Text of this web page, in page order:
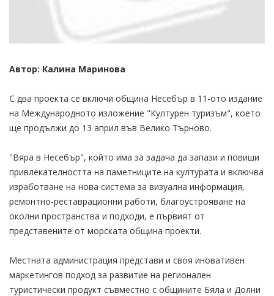
Автор: Калина Маринова
С два проекта се включи община Несебър в 11-ото издание
на Международното изложение "Културен туризъм", което
ще продължи до 13 април във Велико Търново.
"Вяра в Несебър", който има за задача да запази и повиши
привлекателността на паметниците на културата и включва
изработване на нова система за визуална информация,
ремонтно-реставрационни работи, благоустрояване на
околни пространства и подходи, е първият от
представените от морската община проекти.
Местната администрация представи и своя иновативен
маркетингов подход за развитие на регионален
туристически продукт съвместно с общините Бяла и Долни